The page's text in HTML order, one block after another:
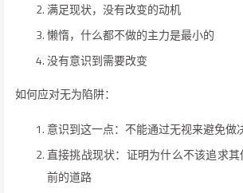
满足现状，没有改变的动机
懒惰，什么都不做的主力是最小的
没有意识到需要改变
如何应对无为陷阱：
意识到这一点：不能通过无视来避免做
直接挑战现状：证明为什么不该追求
前的道路